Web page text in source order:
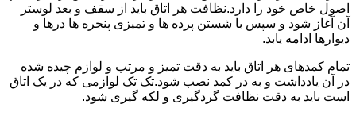
اصول خاص خود را دارد.نظافت هر اتاق باید از سقف و بعد لوستر
آن آغاز شود و سپس با شستن پرده ها و تمیزی پنجره ها درها و
دیوارها ادامه یابد.
تمام کمدهای هر اتاق باید به دقت تمیز و مرتب و لوازم چیده شده
در آن یادداشت و به در کمد نصب شود.تک تک لوازمی که در یک اتاق
است باید به دقت نظافت گردگیری و لکه گیری شود.